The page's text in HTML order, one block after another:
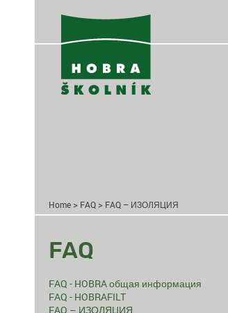
Home > FAQ > FAQ – ИЗОЛЯЦИЯ
FAQ
FAQ - HOBRA общая информация
FAQ - HOBRAFILT
FAQ – ИЗОЛЯЦИЯ